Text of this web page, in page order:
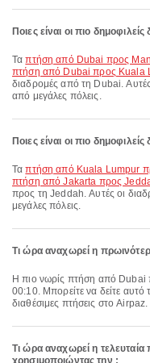
Ποιες είναι οι πιο
Ταπτήση από Dubai προς
πτήση από Dubai προς Kuala
διαδρομές από τη Dubai.
από μεγάλες πόλεις.
Ποιες είναι οι πιο
Ταπτήση από Kuala Lumpur
πτήση από Jakarta προς
προς τη Jeddah. Αυτές οι
μεγάλες πόλεις.
Τι ώρα αναχωρεί η
Η πιο νωρίς πτήση από Dubai προς Jeddah με την Emirates αναχωρεί στις
00:10. Μπορείτε να δείτε αυτό
διαθέσιμες πτήσεις στο Airpaz.
Τι ώρα αναχωρεί η
χρησιμοποιώντας την ;